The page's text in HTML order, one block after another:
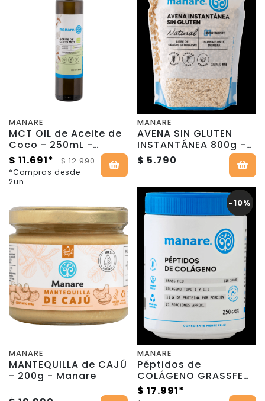
MANARE
MCT OIL de Aceite de
Coco - 250mL -
Manare
$ 11.691*
$ 12.990
*Compras desde
2un.
MANARE
AVENA SIN GLUTEN
INSTANTÁNEA 800g -
Manare
$ 5.790
MANARE
MANTEQUILLA de CAJÚ
- 200g - Manare
-10%
MANARE
Péptidos de
COLÁGENO GRASSFED
- 250g - Manare
$ 17.991*